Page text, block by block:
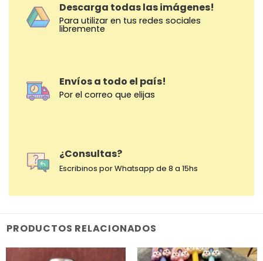
Descarga todas las imágenes!
Para utilizar en tus redes sociales
libremente
Envíos a todo el país!
Por el correo que elijas
¿Consultas?
Escribinos por Whatsapp de 8 a 15hs
PRODUCTOS RELACIONADOS